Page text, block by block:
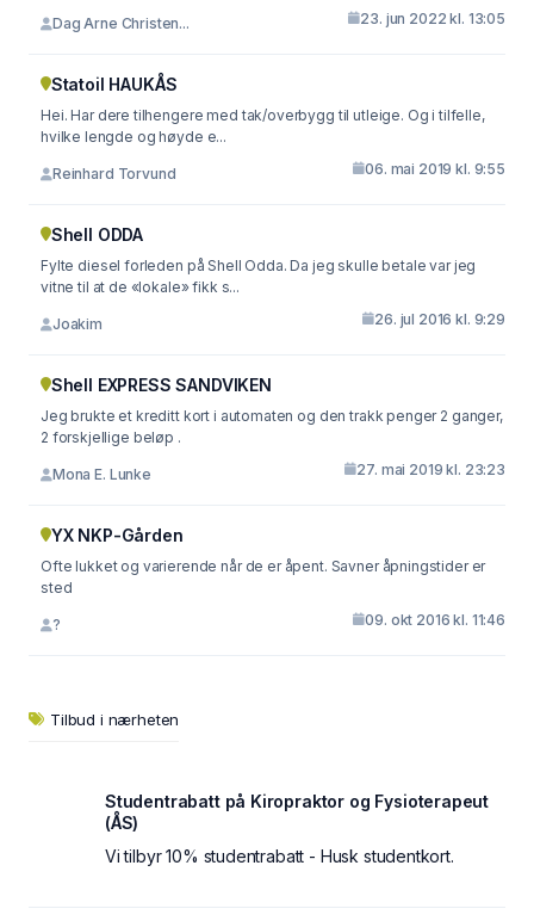
Dag Arne Christen... 23. jun 2022 kl. 13:05
Statoil HAUKÅS
Hei. Har dere tilhengere med tak/overbygg til utleige. Og i tilfelle,
hvilke lengde og høyde e...
Reinhard Torvund 06. mai 2019 kl. 9:55
Shell ODDA
Fylte diesel forleden på Shell Odda. Da jeg skulle betale var jeg
vitne til at de «lokale» fikk s...
Joakim 26. jul 2016 kl. 9:29
Shell EXPRESS SANDVIKEN
Jeg brukte et kreditt kort i automaten og den trakk penger 2 ganger,
2 forskjellige beløp .
Mona E. Lunke 27. mai 2019 kl. 23:23
YX NKP-Gården
Ofte lukket og varierende når de er åpent. Savner åpningstider er
sted
? 09. okt 2016 kl. 11:46
Tilbud i nærheten
Studentrabatt på Kiropraktor og Fysioterapeut
(ÅS)
Vi tilbyr 10% studentrabatt - Husk studentkort.